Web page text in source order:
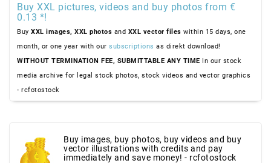
Buy XXL pictures, videos and buy photos from €
0.13 *!
Buy XXL images, XXL photos and XXL vector files within 15 days, one
month, or one year with our subscriptions as direkt download!
WITHOUT TERMINATION FEE, SUBMITTABLE ANY TIME In our stock
media archive for legal stock photos, stock videos and vector graphics
- rcfotostock
Buy images, buy photos, buy videos and buy
vector illustrations with credits and pay
immediately and save money! - rcfotostock